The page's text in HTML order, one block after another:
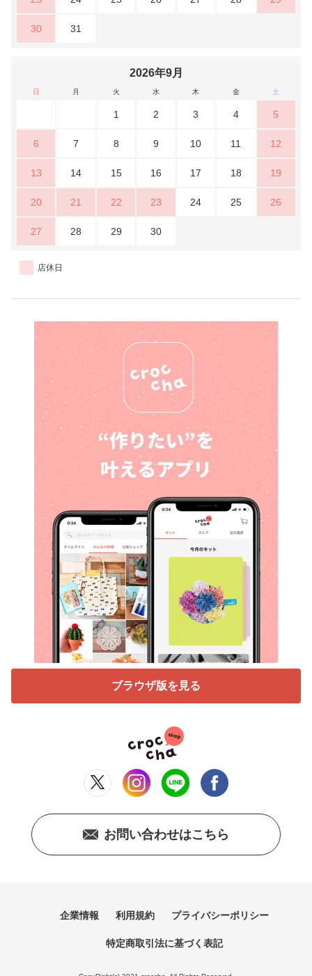
30 31
2026年9月
日 月 火 水 木 金 土
1 2 3 4 5
6 7 8 9 10 11 12
13 14 15 16 17 18 19
20 21 22 23 24 25 26
27 28 29 30
店休日
ブラウザ版を見る
お問い合わせはこちら
企業情報 利用規約 プライバシーポリシー
特定商取引法に基づく表記